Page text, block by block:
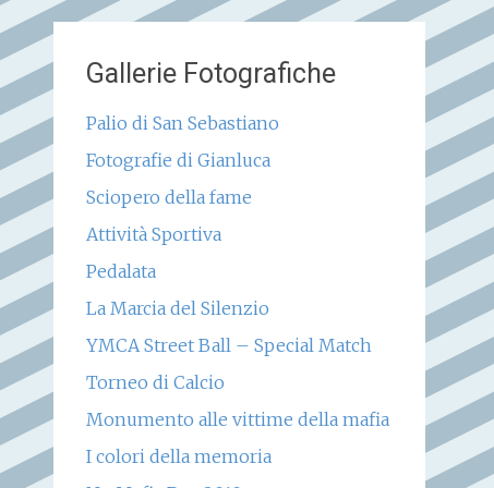
Gallerie Fotografiche
Palio di San Sebastiano
Fotografie di Gianluca
Sciopero della fame
Attività Sportiva
Pedalata
La Marcia del Silenzio
YMCA Street Ball – Special Match
Torneo di Calcio
Monumento alle vittime della mafia
I colori della memoria